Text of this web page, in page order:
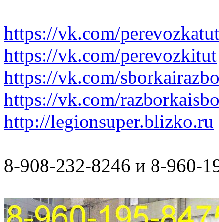
https://vk.com/perevozkatut
https://vk.com/perevozkitut
https://vk.com/
https://vk.com/
http://legionsuper.blizko.ru
8-908-232-8246 и 8-960-